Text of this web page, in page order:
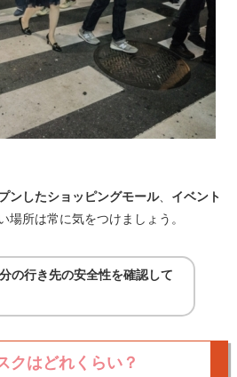
ンしたショッピングモール、 イベント
場所は常に気をつけましょう。
の行き先の安全性を確認して
クはどれくらい？